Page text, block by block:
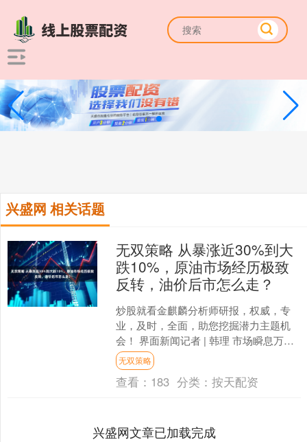
兴盛网 相关话题
无双策略 从暴涨近30%到大
跌10%，原油市场经历极致
反转，油价后市怎么走？
炒股就看金麒麟分析师研报，权威，专
业，及时，全面，助您挖掘潜力主题机
会！ 界面新闻记者 | 韩理 市场瞬息万
变！ 3月9日（周一）暴涨了29%的原油
市场，在3月....
无双策略
查看： 183 分类：按天配资
兴盛网文章已加载完成